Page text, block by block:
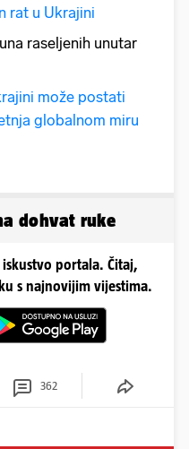
rat u Ukrajini
raseljenih unutar
može postati
globalnom miru
dohvat ruke
portala. Čitaj,
s najnovijim vijestima.
362